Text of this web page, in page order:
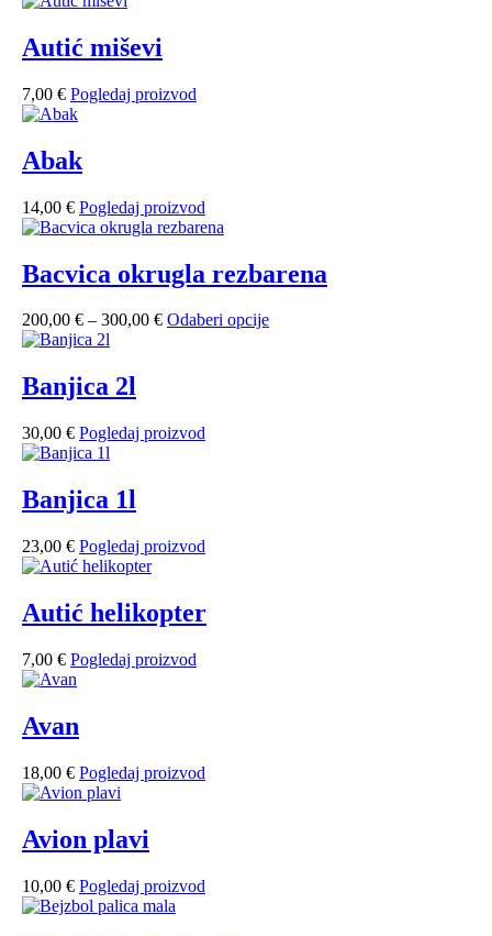
do
Autić miševi
7,00 € Pogledaj proizvod
Abak
14,00 € Pogledaj proizvod
Bacvica okrugla rezbarena
200,00 € – 300,00 €Raspon
Odaberi opcijeOvaj
Banjica 2l
30,00 € Pogledaj proizvod
Banjica 1l
23,00 € Pogledaj proizvod
Autić helikopter
7,00 € Pogledaj proizvod
Avan
18,00 € Pogledaj proizvod
Avion plavi
10,00 € Pogledaj proizvod